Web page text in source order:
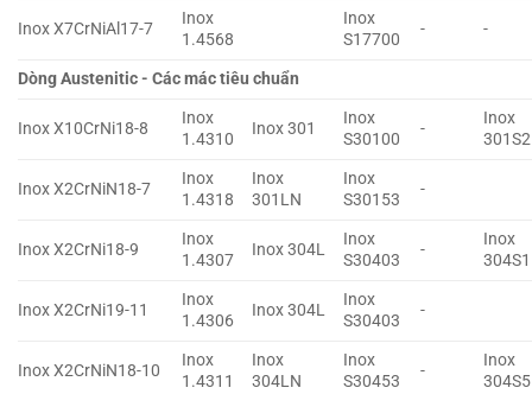
Inox X7CrNiAl17-7
Inox
1.4568
Inox
S17700
- -
Dòng Austenitic - Các mác tiêu chuẩn
Inox X10CrNi18-8
Inox
1.4310
Inox 301
Inox
S30100
-
Inox
Inox X2CrNiN18-7
Inox
1.4318
Inox
301LN
Inox
S30153
-
Inox X2CrNi18-9
Inox
1.4307
Inox 304L
Inox
S30403
-
Inox
Inox X2CrNi19-11
Inox
1.4306
Inox 304L
Inox
S30403
-
Inox X2CrNiN18-10
Inox
1.4311
Inox
304LN
Inox
S30453
-
Inox